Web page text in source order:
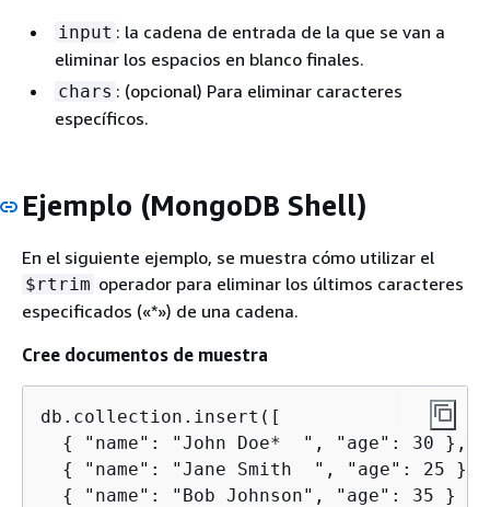
input : la cadena de entrada de la que se van a
eliminar los espacios en blanco finales.
chars : (opcional) Para eliminar caracteres
específicos.
Ejemplo (MongoDB Shell)
En el siguiente ejemplo, se muestra cómo utilizar el
$rtrim operador para eliminar los últimos caracteres
especificados («*») de una cadena.
Cree documentos de muestra
db.collection.insert([
{
"name": "John Doe*  ", "age": 30 },
{
"name": "Jane Smith  ", "age": 25 },
{
"name": "Bob Johnson", "age": 35 }